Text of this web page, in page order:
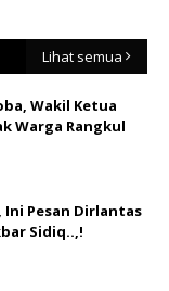
Lihat semua
Wakil Ketua
Warga Rangkul
Ini Pesan Dirlantas
Sidiq..,!